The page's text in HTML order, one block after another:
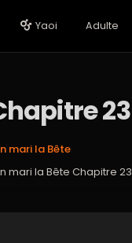
Yaoi Adulte
23
mari la Bête
mari la Bête Chapitre 23